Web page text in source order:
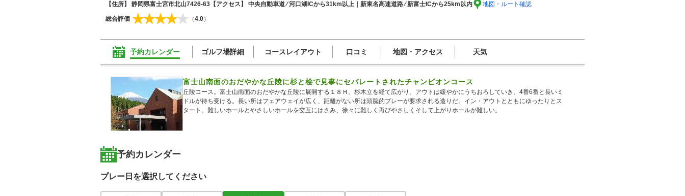
【住所】 静岡県富士宮市北山7426-63 【アクセス】 中央自動車道 ⁄ 河口湖ICから31km以上｜新東名高速道路 ⁄ 新富士ICから25km以内 地図・ルート確認
総合評価 （4.0）
予約カレンダー ゴルフ場詳細 コースレイアウト 口コミ 地図・アクセス 天気
富士山南面のおだやかな丘陵に杉と桧で見事にセパレートされたチャンピオンコース
丘陵コース。富士山南面のおだやかな丘陵に展開する１８Ｈ。杉木立を経て広がり、アウトは緩やかにうちおろしていき、4番6番と長いミ
ドルが待ち受ける。長い所はフェアウェイが広く、距離がない所は頭脳的プレーが要求される造りだ。イン・アウトとともにゆったりとス
タート。難しいホールとやさしいホールを交互にはさみ、徐々に難しく再びやさしくそして上がりホールが難しい。
予約カレンダー
プレー日を選択してください